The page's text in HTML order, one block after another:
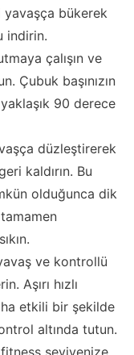
yavaşça bükerek
indirin.
çalışın ve
Çubuk başınızın
90 derece
düzleştirerek
kaldırın. Bu
olduğunca dik
ve kontrollü
Aşırı hızlı
etkili bir şekilde
altında tutun.